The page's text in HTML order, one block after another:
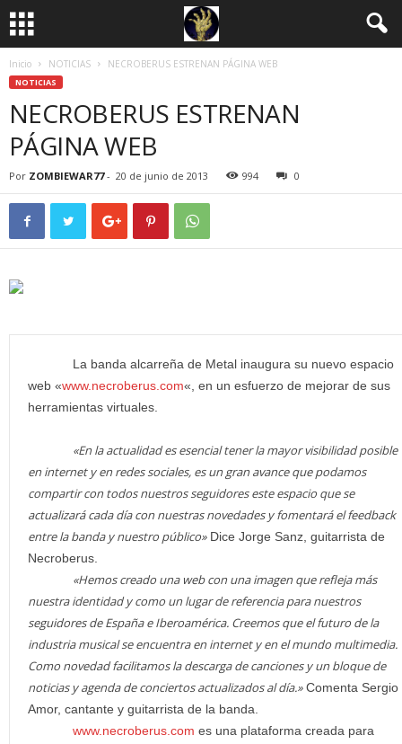
Inicio NOTICIAS NECROBERUS ESTRENAN PÁGINA WEB
NOTICIAS
NECROBERUS ESTRENAN
PÁGINA WEB
Por ZOMBIEWAR77- 20 de junio de 2013 994 0
La banda alcarreña de Metal inaugura su nuevo espacio
web «www.necroberus.com«, en un esfuerzo de mejorar de sus
herramientas virtuales.
«En la actualidad es esencial tener la mayor visibilidad posible
en internet y en redes sociales, es un gran avance que podamos
compartir con todos nuestros seguidores este espacio que se
actualizará cada día con nuestras novedades y fomentará el feedback
entre la banda y nuestro público»Dice Jorge Sanz, guitarrista de
Necroberus.
«Hemos creado una web con una imagen que refleja más
nuestra identidad y como un lugar de referencia para nuestros
seguidores de España e Iberoamérica. Creemos que el futuro de la
industria musical se encuentra en internet y en el mundo multimedia.
Como novedad facilitamos la descarga de canciones y un bloque de
noticias y agenda de conciertos actualizados al día.»Comenta Sergio
Amor, cantante y guitarrista de la banda.
www.necroberus.com es una plataforma creada para